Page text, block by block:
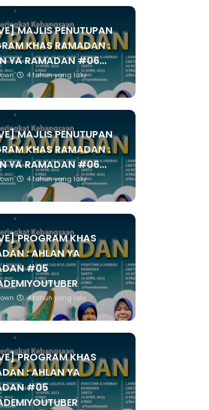
MAJLIS PENUTUPAN
KHAS RAMADAN :
YA RAMADAN #06...
4 tahun yang lalu
MAJLIS PENUTUPAN
KHAS RAMADAN :
YA RAMADAN #06...
4 tahun yang lalu
PROGRAM KHAS
: AHLAN YA
#05
4 tahun yang lalu
PROGRAM KHAS
: AHLAN YA
#05